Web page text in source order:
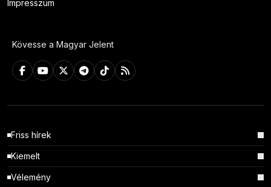
Impresszum
Kövesse a Magyar Jelent
Friss hírek
Kiemelt
Vélemény